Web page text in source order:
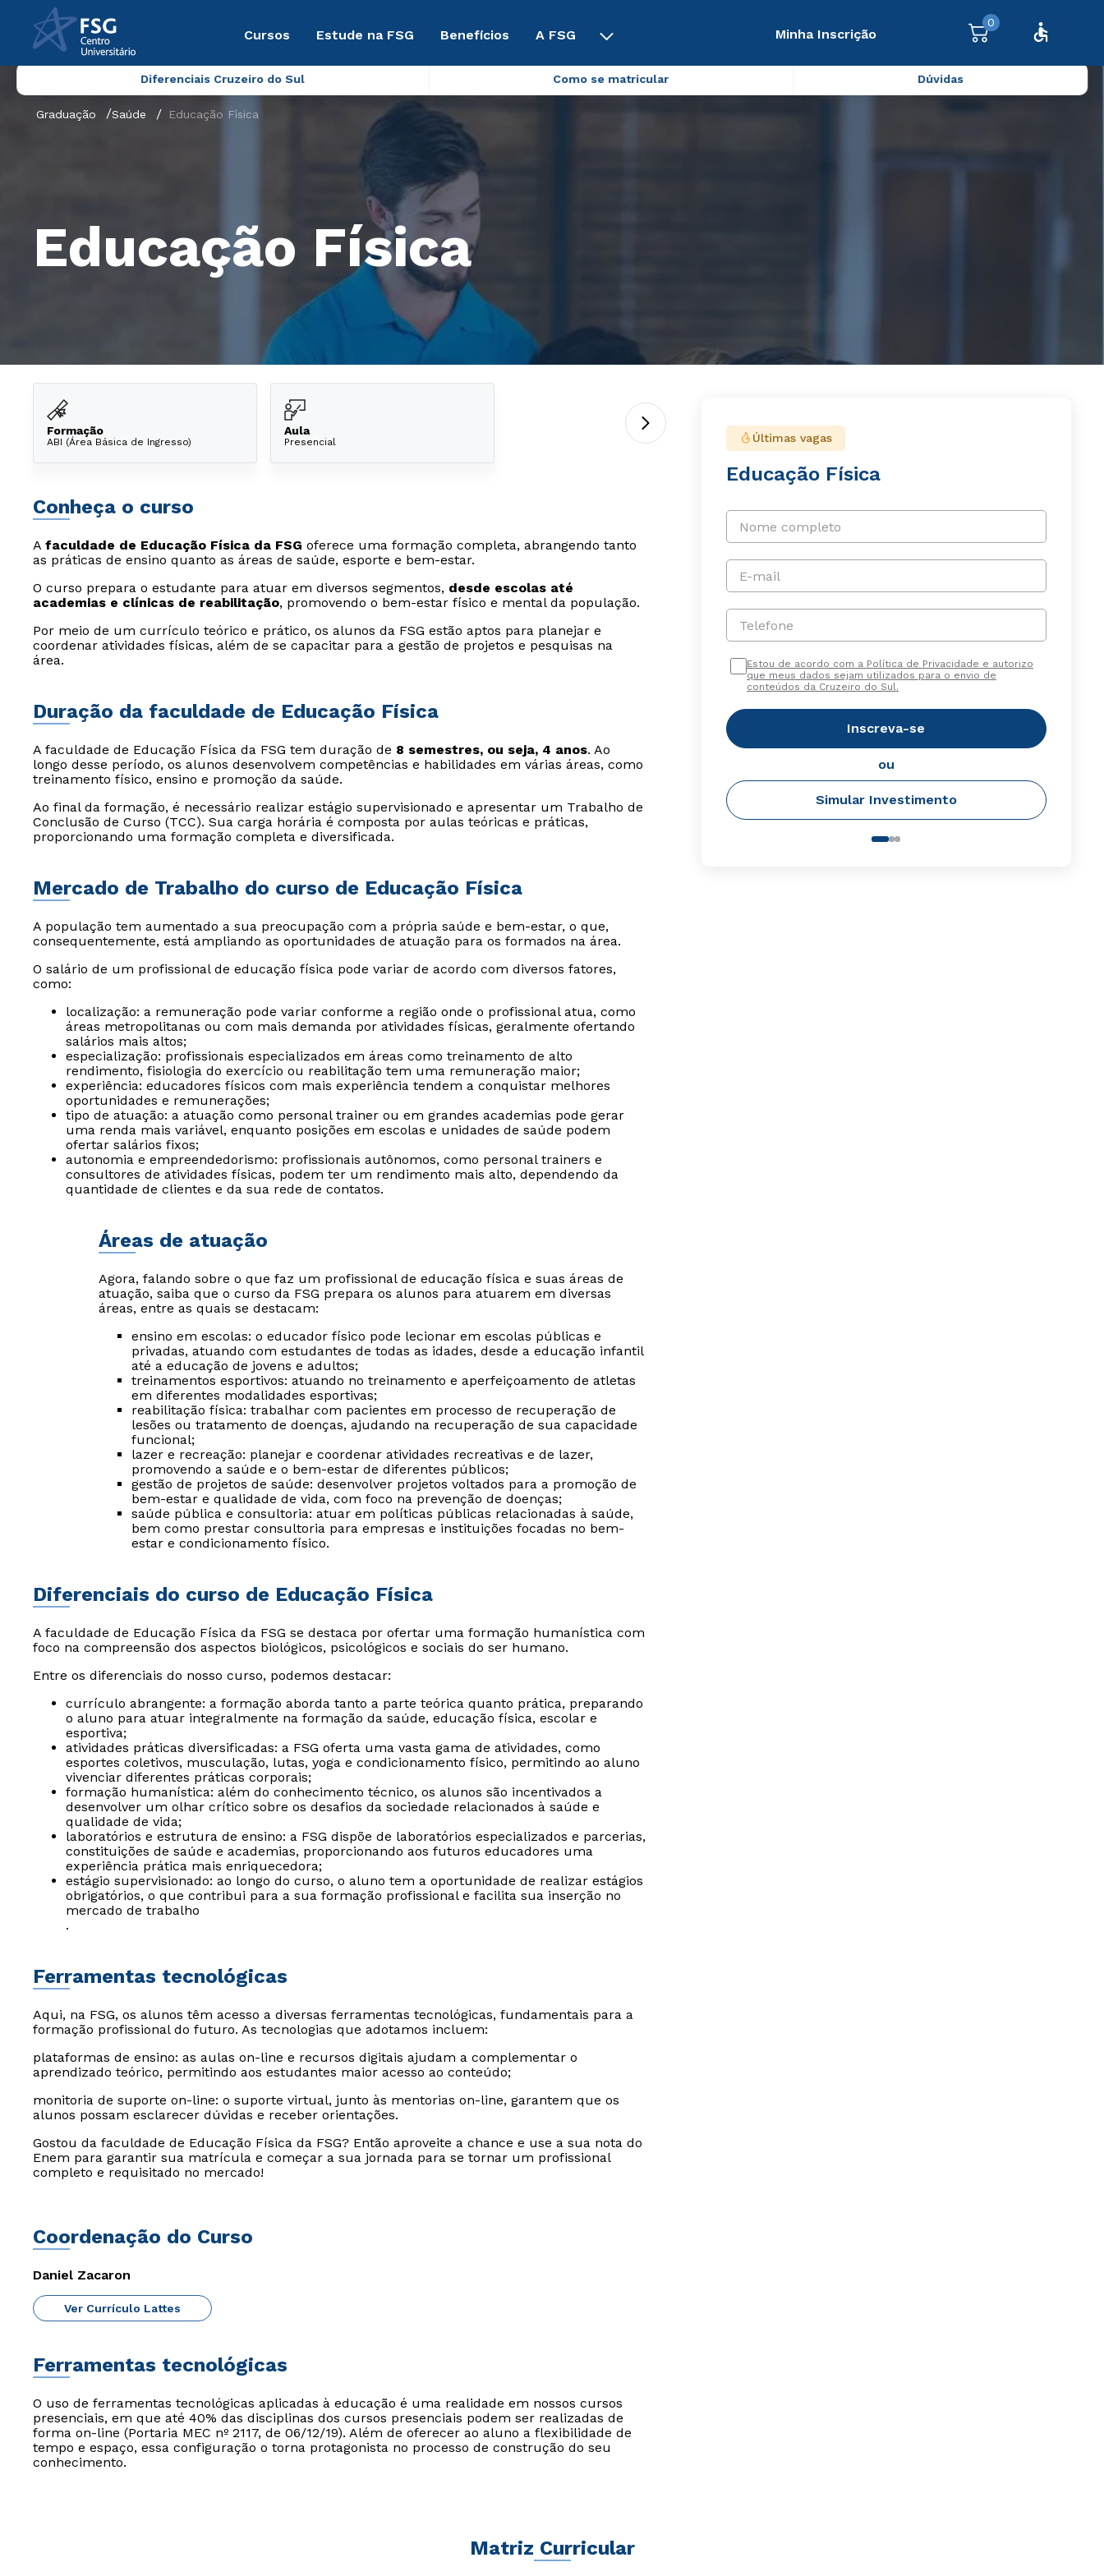
Cursos Estude na FSG Benefícios A FSG Minha Inscrição
0
Diferenciais Cruzeiro do Sul Como se matricular Dúvidas
Graduação Saúde Educação Física
Educação Física
Formação
ABI (Área Básica de Ingresso)
Aula
Presencial
Conheça o curso
A faculdade de Educação Física da FSG oferece uma formação completa, abrangendo tanto
as práticas de ensino quanto as áreas de saúde, esporte e bem-estar.
O curso prepara o estudante para atuar em diversos segmentos, desde escolas até
academias e clínicas de reabilitação, promovendo o bem-estar físico e mental da população.
Por meio de um currículo teórico e prático, os alunos da FSG estão aptos para planejar e
coordenar atividades físicas, além de se capacitar para a gestão de projetos e pesquisas na
área.
Duração da faculdade de Educação Física
A faculdade de Educação Física da FSG tem duração de 8 semestres, ou seja, 4 anos. Ao
longo desse período, os alunos desenvolvem competências e habilidades em várias áreas, como
treinamento físico, ensino e promoção da saúde.
Ao final da formação, é necessário realizar estágio supervisionado e apresentar um Trabalho de
Conclusão de Curso (TCC). Sua carga horária é composta por aulas teóricas e práticas,
proporcionando uma formação completa e diversificada.
Mercado de Trabalho do curso de Educação Física
A população tem aumentado a sua preocupação com a própria saúde e bem-estar, o que,
consequentemente, está ampliando as oportunidades de atuação para os formados na área.
O salário de um profissional de educação física pode variar de acordo com diversos fatores,
como:
localização: a remuneração pode variar conforme a região onde o profissional atua, como
áreas metropolitanas ou com mais demanda por atividades físicas, geralmente ofertando
salários mais altos;
especialização: profissionais especializados em áreas como treinamento de alto
rendimento, fisiologia do exercício ou reabilitação tem uma remuneração maior;
experiência: educadores físicos com mais experiência tendem a conquistar melhores
oportunidades e remunerações;
tipo de atuação: a atuação como personal trainer ou em grandes academias pode gerar
uma renda mais variável, enquanto posições em escolas e unidades de saúde podem
ofertar salários fixos;
autonomia e empreendedorismo: profissionais autônomos, como personal trainers e
consultores de atividades físicas, podem ter um rendimento mais alto, dependendo da
quantidade de clientes e da sua rede de contatos.
Áreas de atuação
Agora, falando sobre o que faz um profissional de educação física e suas áreas de
atuação, saiba que o curso da FSG prepara os alunos para atuarem em diversas
áreas, entre as quais se destacam:
ensino em escolas: o educador físico pode lecionar em escolas públicas e
privadas, atuando com estudantes de todas as idades, desde a educação infantil
até a educação de jovens e adultos;
treinamentos esportivos: atuando no treinamento e aperfeiçoamento de atletas
em diferentes modalidades esportivas;
reabilitação física: trabalhar com pacientes em processo de recuperação de
lesões ou tratamento de doenças, ajudando na recuperação de sua capacidade
funcional;
lazer e recreação: planejar e coordenar atividades recreativas e de lazer,
promovendo a saúde e o bem-estar de diferentes públicos;
gestão de projetos de saúde: desenvolver projetos voltados para a promoção de
bem-estar e qualidade de vida, com foco na prevenção de doenças;
saúde pública e consultoria: atuar em políticas públicas relacionadas à saúde,
bem como prestar consultoria para empresas e instituições focadas no bem-
estar e condicionamento físico.
Diferenciais do curso de Educação Física
A faculdade de Educação Física da FSG se destaca por ofertar uma formação humanística com
foco na compreensão dos aspectos biológicos, psicológicos e sociais do ser humano.
Entre os diferenciais do nosso curso, podemos destacar:
currículo abrangente: a formação aborda tanto a parte teórica quanto prática, preparando
o aluno para atuar integralmente na formação da saúde, educação física, escolar e
esportiva;
atividades práticas diversificadas: a FSG oferta uma vasta gama de atividades, como
esportes coletivos, musculação, lutas, yoga e condicionamento físico, permitindo ao aluno
vivenciar diferentes práticas corporais;
formação humanística: além do conhecimento técnico, os alunos são incentivados a
desenvolver um olhar crítico sobre os desafios da sociedade relacionados à saúde e
qualidade de vida;
laboratórios e estrutura de ensino: a FSG dispõe de laboratórios especializados e parcerias,
constituições de saúde e academias, proporcionando aos futuros educadores uma
experiência prática mais enriquecedora;
estágio supervisionado: ao longo do curso, o aluno tem a oportunidade de realizar estágios
obrigatórios, o que contribui para a sua formação profissional e facilita sua inserção no
mercado de trabalho
.
Ferramentas tecnológicas
Aqui, na FSG, os alunos têm acesso a diversas ferramentas tecnológicas, fundamentais para a
formação profissional do futuro. As tecnologias que adotamos incluem:
plataformas de ensino: as aulas on-line e recursos digitais ajudam a complementar o
aprendizado teórico, permitindo aos estudantes maior acesso ao conteúdo;
monitoria de suporte on-line: o suporte virtual, junto às mentorias on-line, garantem que os
alunos possam esclarecer dúvidas e receber orientações.
Gostou da faculdade de Educação Física da FSG? Então aproveite a chance e use a sua nota do
Enem para garantir sua matrícula e começar a sua jornada para se tornar um profissional
completo e requisitado no mercado!
Coordenação do Curso
Daniel Zacaron
Ver Currículo Lattes
Ferramentas tecnológicas
O uso de ferramentas tecnológicas aplicadas à educação é uma realidade em nossos cursos
presenciais, em que até 40% das disciplinas dos cursos presenciais podem ser realizadas de
forma on-line (Portaria MEC nº 2117, de 06/12/19). Além de oferecer ao aluno a flexibilidade de
tempo e espaço, essa configuração o torna protagonista no processo de construção do seu
conhecimento.
Últimas vagas
Educação Física
Nome completo
E-mail
Telefone
Estou de acordo com a Política de Privacidade e autorizo
que meus dados sejam utilizados para o envio de
conteúdos da Cruzeiro do Sul.
Inscreva-se
ou
Simular Investimento
Matriz Curricular
Rápido e fácil
WhatsApp
ou
Rápido e fácil
WhatsApp
ou